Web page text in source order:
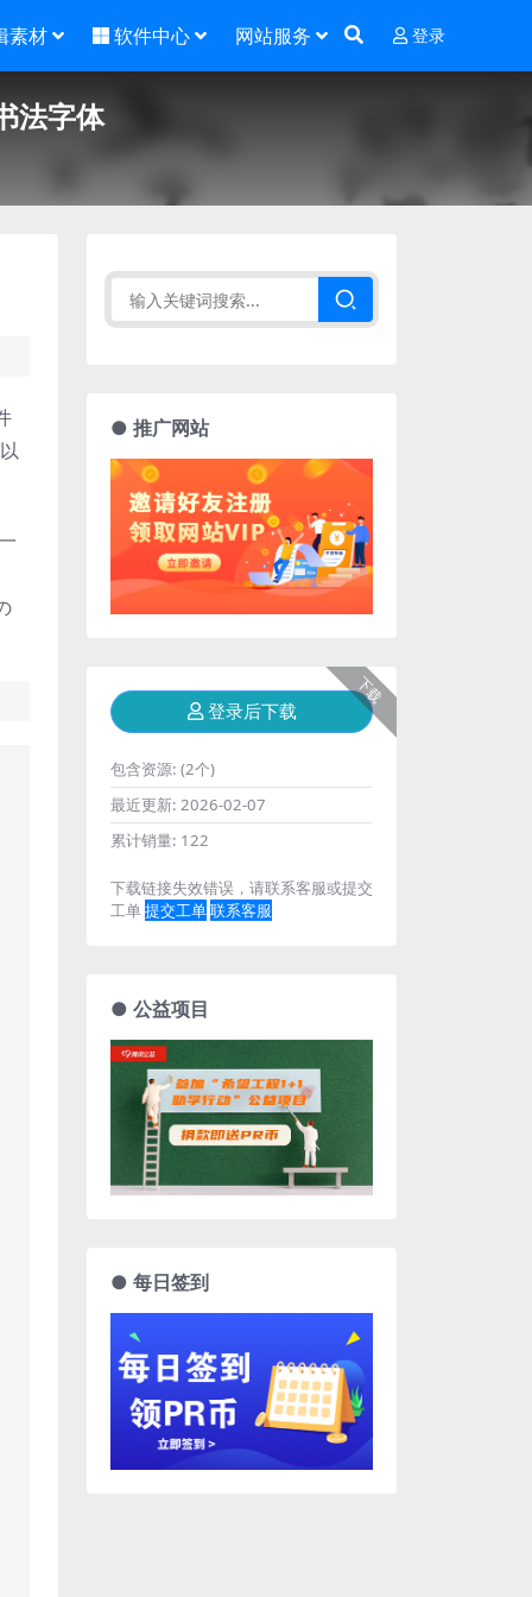
素材 软件中心 网站服务 登录
法字体
● 推广网站
下载
登录后下载
包含资源: (2个)
最近更新: 2026-02-07
累计销量: 122
下载链接失效错误，请联系客服或提交
工单提交工单联系客服
● 公益项目
● 每日签到